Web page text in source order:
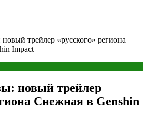
трейлер «русского» региона
Impact
новый трейлер
Снежная в Genshin